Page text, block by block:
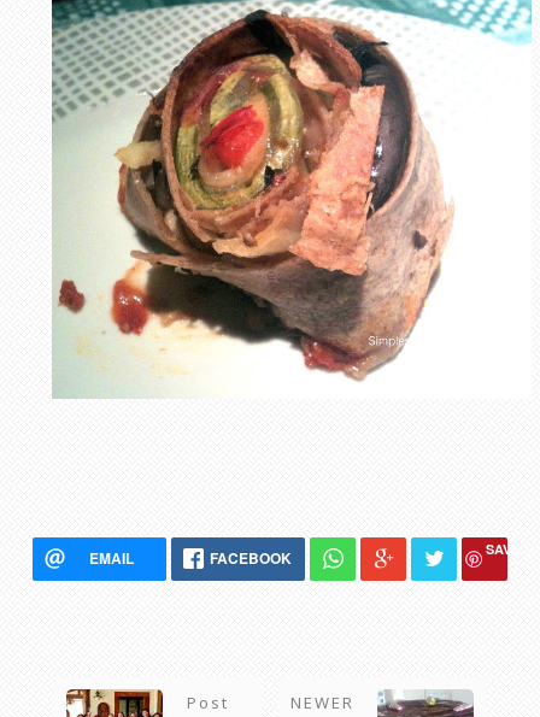
EMAIL FACEBOOK SAVE
Post
NEWER